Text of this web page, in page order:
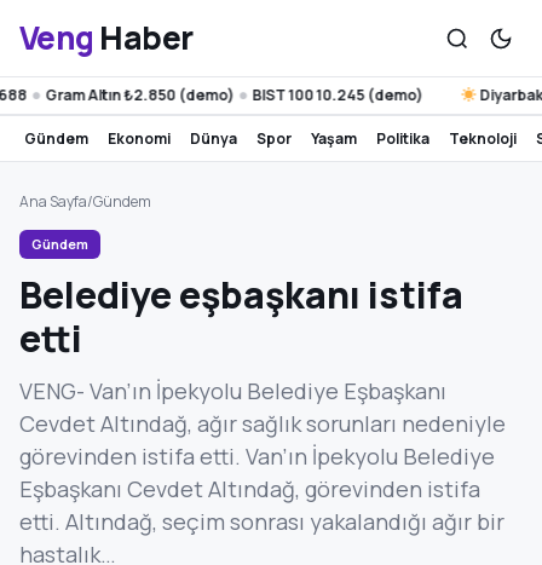
Veng Haber
Gram Altın ₺2.850 (demo) ● BIST 100 10.245 (demo) Diyarbakır 33°
gündem ekonomi dünya spor yaşam politika teknoloji
Ana Sayfa/Gündem
Gündem
Belediye eşbaşkanı istifa
etti
VENG- Van’ın İpekyolu Belediye Eşbaşkanı
Cevdet Altındağ, ağır sağlık sorunları nedeniyle
görevinden istifa etti. Van’ın İpekyolu Belediye
Eşbaşkanı Cevdet Altındağ, görevinden istifa
etti. Altındağ, seçim sonrası yakalandığı ağır bir
hastalık…